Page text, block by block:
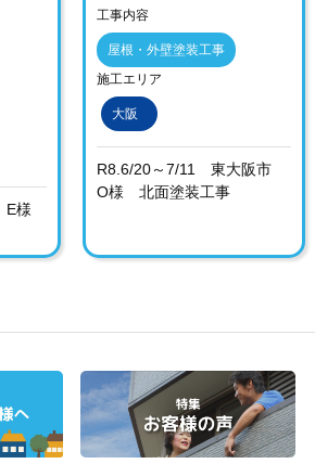
様
工事内容
屋根・外壁塗装工事
施工エリア
大阪
R8.6/20～7/11 東大阪市
O様 北面塗装工事